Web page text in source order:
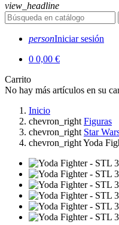
view_headline
personIniciar sesión
0 0,00 €
Carrito
No hay más artículos en su
Inicio
chevron_right Figuras
chevron_right Star
chevron_rightYoda